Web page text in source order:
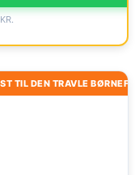
TIL DEN TRAVLE